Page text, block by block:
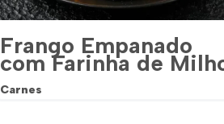
Frango Empanado
com Farinha de
Carnes